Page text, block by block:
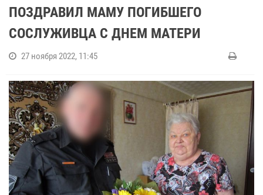
ПОЗДРАВИЛ МАМУ ПОГИБШЕГО
СОСЛУЖИВЦА С ДНЕМ МАТЕРИ
27 ноября 2022, 11:45